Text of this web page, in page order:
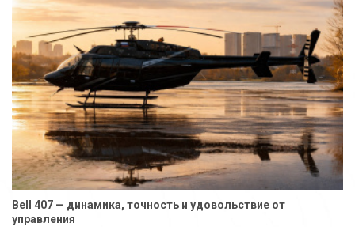
Bell 407 — динамика, точность и удовольствие от
управления